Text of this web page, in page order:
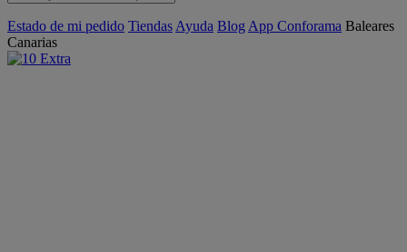
Estado de mi pedido Tiendas Ayuda Blog App Conforama Baleares
Canarias